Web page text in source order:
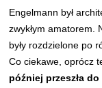
Engelmann był
zwykłym amatorem.
były rozdzielone po
Co ciekawe, oprócz
później przeszła